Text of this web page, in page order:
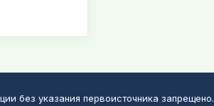
без указания первоисточника запрещено.